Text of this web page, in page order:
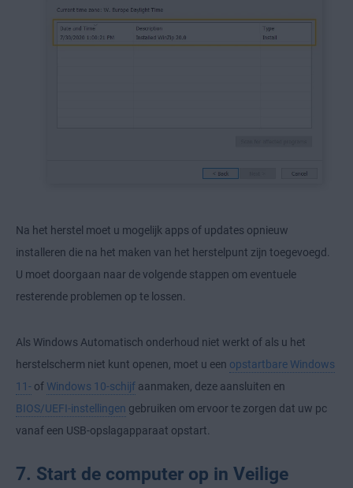
Na het herstel moet u mogelijk apps of updates opnieuw
installeren die na het maken van het herstelpunt zijn toegevoegd.
U moet doorgaan naar de volgende stappen om eventuele
resterende problemen op te lossen.
Als Windows Automatisch onderhoud niet werkt of als u het
herstelscherm niet kunt openen, moet u een opstartbare Windows
11- of Windows 10-schijf aanmaken, deze aansluiten en
BIOS/UEFI-instellingen gebruiken om ervoor te zorgen dat uw pc
vanaf een USB-opslagapparaat opstart.
7. Start de computer op in Veilige